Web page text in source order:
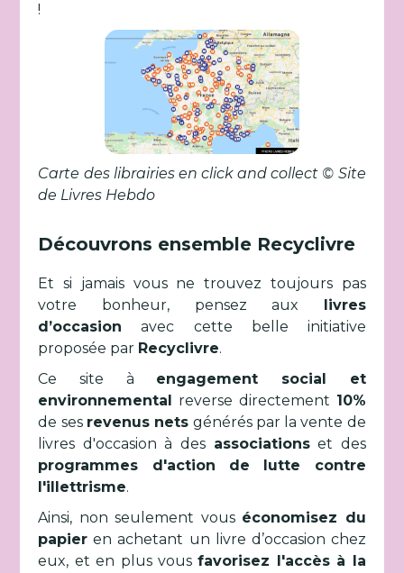
!
Carte des librairies en click and collect © Site
de Livres Hebdo
Découvrons ensemble Recyclivre
Et si jamais vous ne trouvez toujours pas
votre bonheur, pensez aux livres
d’occasion avec cette belle initiative
proposée par Recyclivre.
Ce site à engagement social et
environnemental reverse directement 10%
de ses revenus nets générés par la vente de
livres d'occasion à des associationset des
programmes d'action de lutte contre
l'illettrisme.
Ainsi, non seulement vous économisez du
papier en achetant un livre d’occasion chez
eux, et en plus vousfavorisez l'accès à la